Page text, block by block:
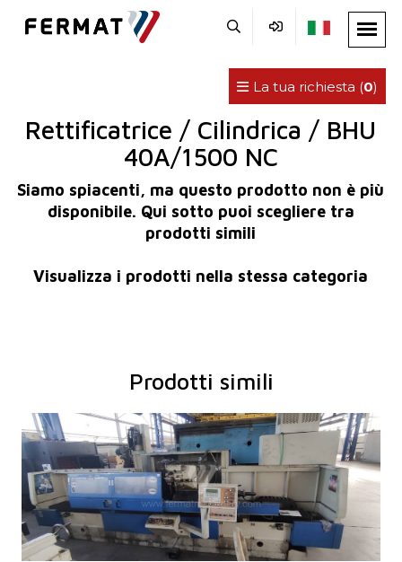
La tua richiesta (0)
Rettificatrice / Cilindrica / BHU
40A/1500 NC
Siamo spiacenti, ma questo prodotto non è più
disponibile. Qui sotto puoi scegliere tra
prodotti simili
Visualizza i prodotti nella stessa categoria
Prodotti simili
Anno di fabbricazione:
2004
Sistema di controllo
Sì
Sistema di controllo Siemens
Simatic OP17
Diametro massimo di rettifica
400 mm
Lungh. max. della rettifica
1500 mm
Peso max. del pezzo lavorato
500 kg
Attrezzature per la rettifica interna Sì
Peso della macchina
9200 kg
Dimensioni lungh. x largh. x alt.
6220x2760x1950 mm